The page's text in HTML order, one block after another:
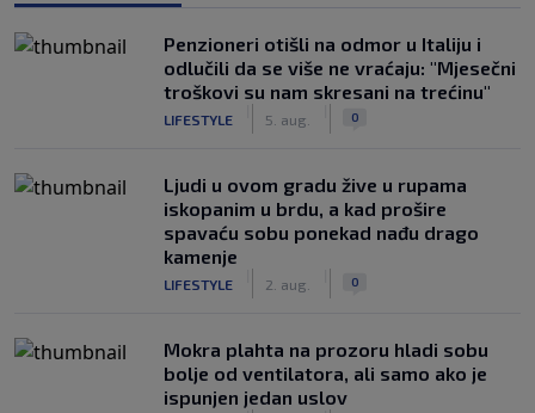
Penzioneri otišli na odmor u Italiju i
odlučili da se više ne vraćaju: "Mjesečni
troškovi su nam skresani na trećinu"
LIFESTYLE 5. aug. 0
Ljudi u ovom gradu žive u rupama
iskopanim u brdu, a kad prošire
spavaću sobu ponekad nađu drago
kamenje
LIFESTYLE 2. aug. 0
Mokra plahta na prozoru hladi sobu
bolje od ventilatora, ali samo ako je
ispunjen jedan uslov